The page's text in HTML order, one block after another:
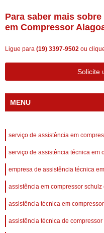
Para saber mais
em Compressor
Ligue para (19) 3397-9502 ou
Solicite
MENU
serviço de assistência em
serviço de assistência técnica em
empresa de assistência técnica
assistência em compressor
assistência técnica em
assistência técnica de